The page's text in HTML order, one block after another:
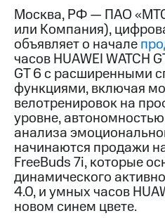
Контакты
Медиа-центр
Пресс-
релизы
МТС
о технологиях
Достижения
Интервью
Финансовая
отчетность
Москва, РФ — ПАО
или Компания),
объявляет о начале
часов HUAWEI WATCH
GT 6 с расширенными
функциями, включая
велотренировок на
уровне,
анализа
начинаются продажи
FreeBuds 7i, которые
динамического
4.0, и умных часов
новом синем цвете.